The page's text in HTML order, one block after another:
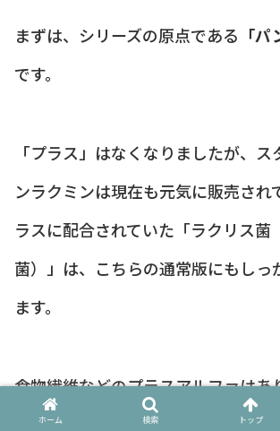
まずは、シリーズの原点である 「
です。
「プラス」はなくなりましたが、
ンラクミンは現在も元気に販売され
ラスに配合されていた「ラクリス菌
菌）」は、こちらの通常版にもしっ
ます。
食物繊維などのプラスアルファはあ
酸菌の力で腸内環境を整えるという
ホーム 検索 トップ